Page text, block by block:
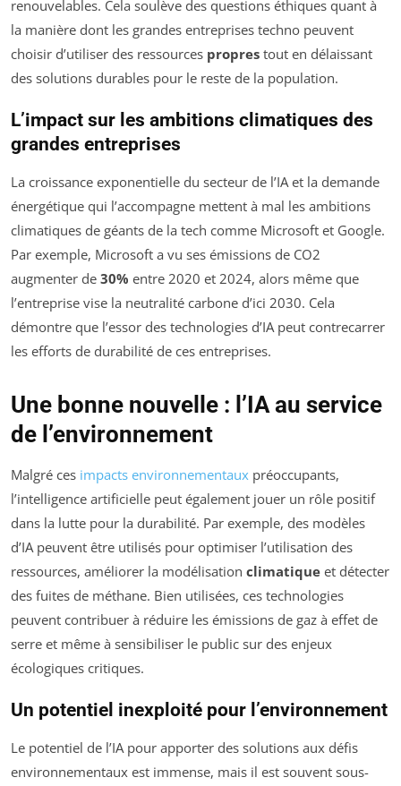
renouvelables. Cela soulève des questions éthiques quant à
la manière dont les grandes entreprises techno peuvent
choisir d’utiliser des ressources propres tout en délaissant
des solutions durables pour le reste de la population.
L’impact sur les ambitions climatiques des
grandes entreprises
La croissance exponentielle du secteur de l’IA et la demande
énergétique qui l’accompagne mettent à mal les ambitions
climatiques de géants de la tech comme Microsoft et Google.
Par exemple, Microsoft a vu ses émissions de CO2
augmenter de 30% entre 2020 et 2024, alors même que
l’entreprise vise la neutralité carbone d’ici 2030. Cela
démontre que l’essor des technologies d’IA peut contrecarrer
les efforts de durabilité de ces entreprises.
Une bonne nouvelle : l’IA au service
de l’environnement
Malgré ces impacts environnementaux préoccupants,
l’intelligence artificielle peut également jouer un rôle positif
dans la lutte pour la durabilité. Par exemple, des modèles
d’IA peuvent être utilisés pour optimiser l’utilisation des
ressources, améliorer la modélisation climatique et détecter
des fuites de méthane. Bien utilisées, ces technologies
peuvent contribuer à réduire les émissions de gaz à effet de
serre et même à sensibiliser le public sur des enjeux
écologiques critiques.
Un potentiel inexploité pour l’environnement
Le potentiel de l’IA pour apporter des solutions aux défis
environnementaux est immense, mais il est souvent sous-